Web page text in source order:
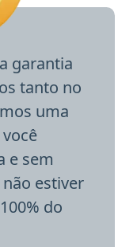
garantia
tanto no
uma
e sem
estiver
do